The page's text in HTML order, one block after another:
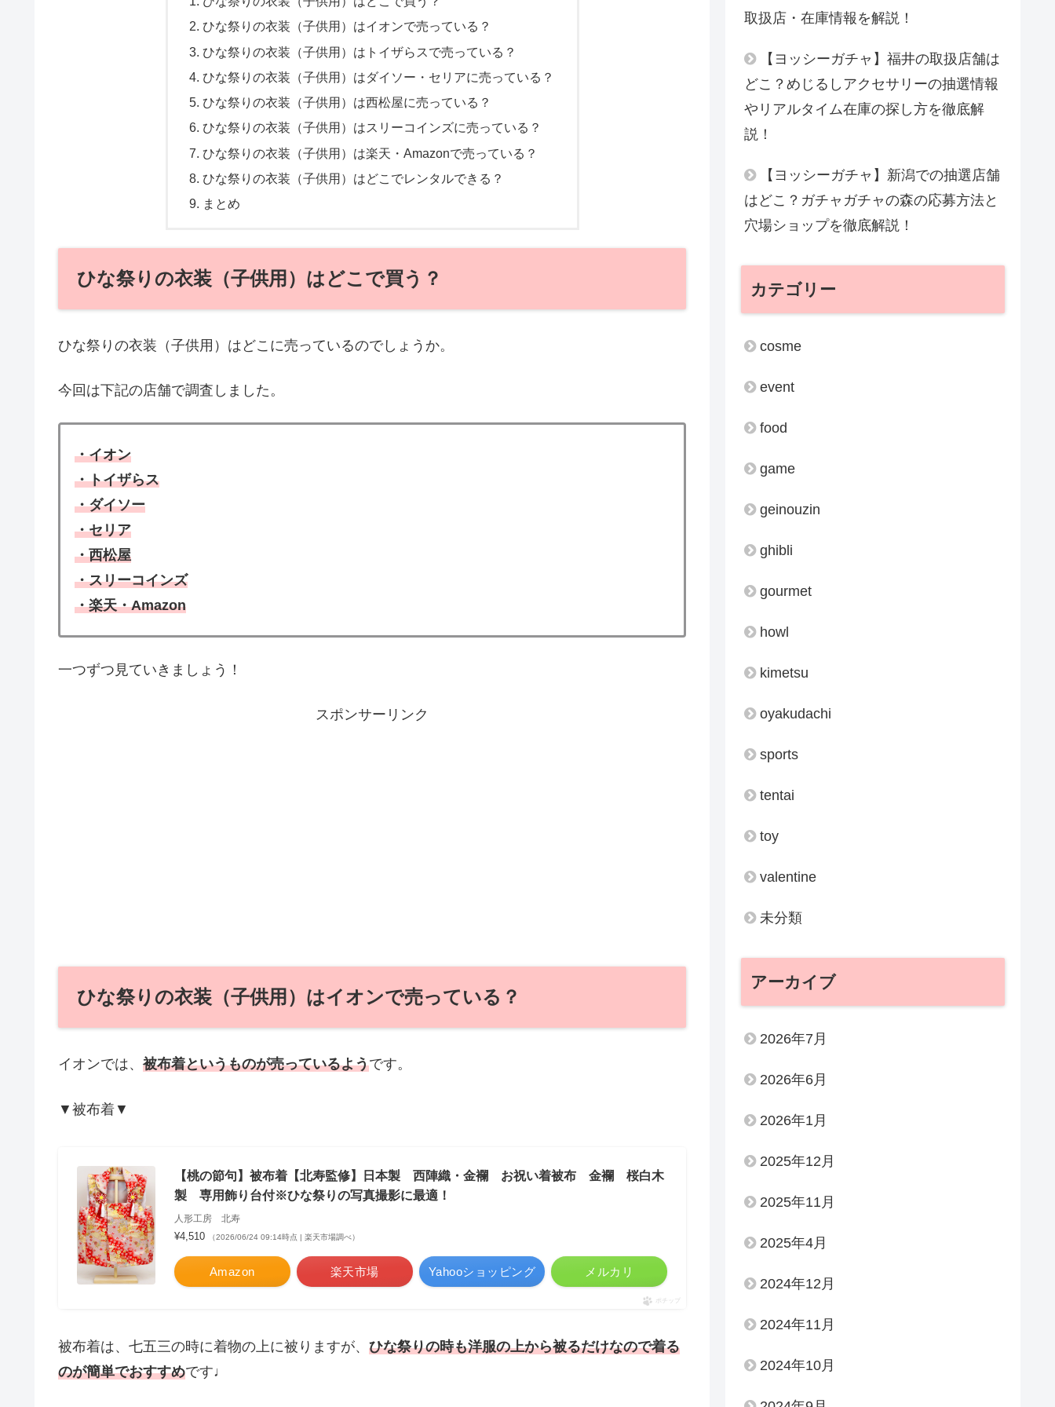
ひな祭りの衣装（子供用）はイオンで売っている？
ひな祭りの衣装（子供用）はトイザらスで売っている？
ひな祭りの衣装（子供用）はダイソー・セリアに売っている？
ひな祭りの衣装（子供用）は西松屋に売っている？
ひな祭りの衣装（子供用）はスリーコインズに売っている？
ひな祭りの衣装（子供用）は楽天・Amazonで売っている？
ひな祭りの衣装（子供用）はどこでレンタルできる？
まとめ
ひな祭りの衣装（子供用）はどこで買う？
ひな祭りの衣装（子供用）はどこに売っているのでしょうか。
今回は下記の店舗で調査しました。
・イオン
・トイザらス
・ダイソー
・セリア
・西松屋
・スリーコインズ
・楽天・Amazon
一つずつ見ていきましょう！
スポンサーリンク
ひな祭りの衣装（子供用）はイオンで売っている？
イオンでは、 被布着というものが売っているようです。
▼被布着▼
【桃の節句】被布着【北寿監修】日本製 西陣織・金襴 お祝い着被布 金襴 桜白木
製 専用飾り台付※ひな祭りの写真撮影に最適！
人形工房 北寿
¥4,510 （2026/06/24 09:14時点 | 楽天市場調べ）
Amazon 楽天市場 Yahooショッピング メルカリ
ポチップ
被布着は、七五三の時に着物の上に被りますが、 ひな祭りの時も洋服の上から被るだけなので着る
のが簡単でおすすめです♩
取扱店・在庫情報を解説！
【ヨッシーガチャ】福井の取扱店舗は
どこ？めじるしアクセサリーの抽選情報
やリアルタイム在庫の探し方を徹底解
説！
【ヨッシーガチャ】新潟での抽選店舗
はどこ？ガチャガチャの森の応募方法と
穴場ショップを徹底解説！
カテゴリー
cosme
event
food
game
geinouzin
ghibli
gourmet
howl
kimetsu
oyakudachi
sports
tentai
toy
valentine
未分類
アーカイブ
2026年7月
2026年6月
2026年1月
2025年12月
2025年11月
2025年4月
2024年12月
2024年11月
2024年10月